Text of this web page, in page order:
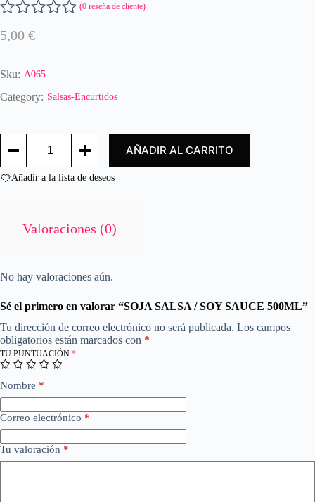
V
a
o
a
n
0
(0 reseña de cliente)
5,00 €
Sku: A065
Category: Salsas-Encurtidos
SALSA
SOY
AÑADIR AL CARRITO
Añadir a la lista de deseos
Valoraciones (0)
No hay valoraciones aún.
Sé el primero en valorar “SOJA SALSA / SOY SAUCE 500ML”
Tu dirección de correo electrónico no será publicada. Los campos
obligatorios están marcados con *
TU PUNTUACIÓN *
Nombre *
Correo electrónico *
Tu valoración *